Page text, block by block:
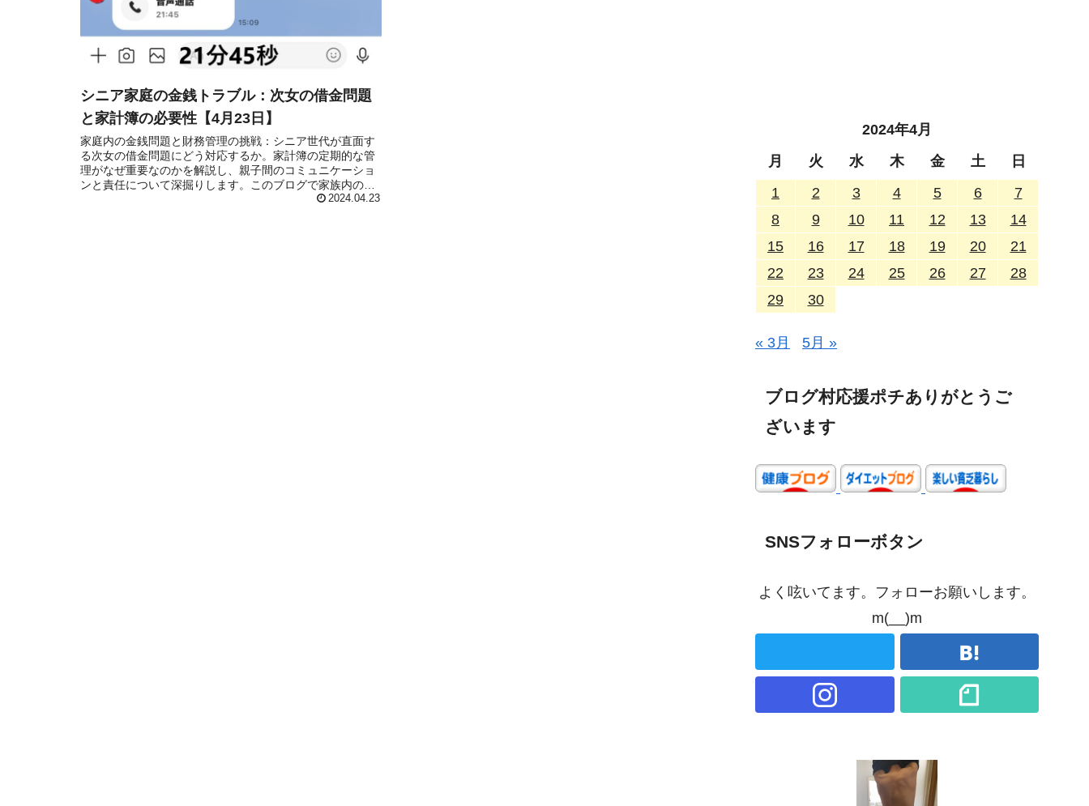
シニア家庭の金銭トラブル：次女の借金問題
と家計簿の必要性【4月23日】
家庭内の金銭問題と財務管理の挑戦：シニア世代が直面す
る次女の借金問題にどう対応するか。家計簿の定期的な管
理がなぜ重要なのかを解説し、親子間のコミュニケーショ
ンと責任について深掘りします。このブログで家族内の財
務問題への理解を深め、解決策を見つけましょう。2024.04.23
2024年4月
月
火 水 木 金 土
日
1
2 3 4 5 6
7
8
9 10 11 12 13
14
15
16 17 18 19 20
21
22
23 24 25 26 27
28
29
30
« 3月 5月 »
ブログ村応援ポチありがとうご
ざいます
SNSフォローボタン
よく呟いてます。フォローお願いします。
m(__)m